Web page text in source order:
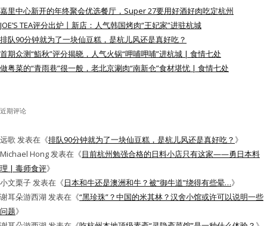
水区
公会活动
私家厨房
嘉里中心新开的年终聚会优选餐厅，Super 27要用好酒好肉吃定杭州
JOE’S TEA评分出炉丨新店：人气韩国烤肉“王妃家”进驻杭城
排队90分钟就为了一块仙豆糕，是杭儿风还是真好吃？
首期众测“鮨秋”评分揭晓，人气火锅“呷哺呷哺”进杭城 | 食情七处
做粤菜的“青雨巷”很一般，老北京涮肉“南新仓”食材堪忧 | 食情七处
近期评论
远歌 发表在《排队90分钟就为了一块仙豆糕，是杭儿风还是真好吃？ 》
Michael Hong发表在《目前杭州勉强合格的日料小店只有这家——勇日本料
理 | 毒师食评》
小文栗子发表在《日本和牛还是澳洲和牛？被“御牛道”绕得有些晕…》
谢耳朵游西湖 发表在《“黑珍珠”？中国的米其林？汉舍小馆或许可以说明一些
问题》